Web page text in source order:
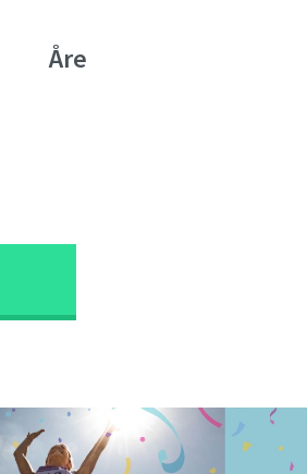
Åre